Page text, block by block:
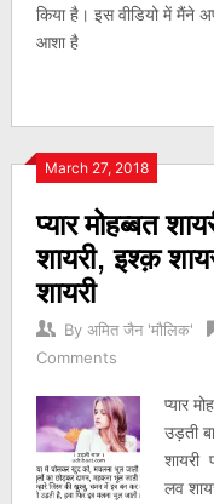
किया है। इस वीडियो में मैंने
आशा है
March 27, 2018
प्यार मोहब्बत
शायरी, इश्क़
शायरी
By अमित जैन 'मौलिक'
Comments
प्यार
उड़ती
शायरी
लव